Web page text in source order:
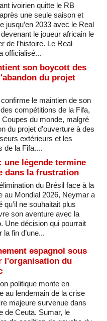
ivoirien quitte le RB
une seule saison et
jusqu’en 2033 avec le Real
le joueur africain le
de l’histoire. Le Real
officialisé...
son boycott des
du projet
le maintien de son
compétitions de la Fifa,
Coupes du monde, malgré
du projet d'ouverture à des
extérieurs et les
de la Fifa....
une légende termine
dans la frustration
du Brésil face à la
au Mondial 2026, Neymar a
qu’il ne souhaitait plus
son aventure avec la
Une décision qui pourrait
la fin d’une...
espagnol sous
l'organisation du
politique monte en
au lendemain de la crise
majeure survenue dans
de Ceuta. Sumar, le